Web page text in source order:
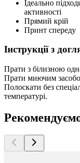
Ідеально
активності
Прямий крій
Принт спереду
Інструкції з
Прати з білизною
Прати миючим
Полоскати без
температурі.